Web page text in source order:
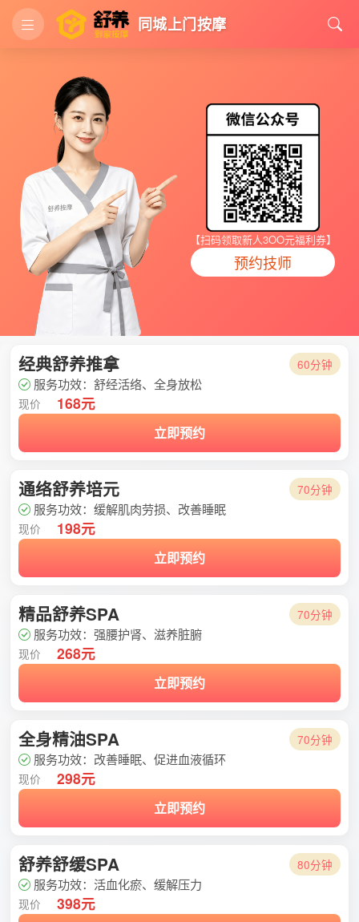
同城上门按摩
【扫码领取新人3OO元福利券】
预约技师
经典舒养推拿 60分钟
服务功效：舒经活络、全身放松
现价 168元
立即预约
通络舒养培元 70分钟
服务功效：缓解肌肉劳损、改善睡眠
现价 198元
立即预约
精品舒养SPA 70分钟
服务功效：强腰护肾、滋养脏腑
现价 268元
立即预约
全身精油SPA 70分钟
服务功效：改善睡眠、促进血液循环
现价 298元
立即预约
舒养舒缓SPA 80分钟
服务功效：活血化瘀、缓解压力
现价 398元